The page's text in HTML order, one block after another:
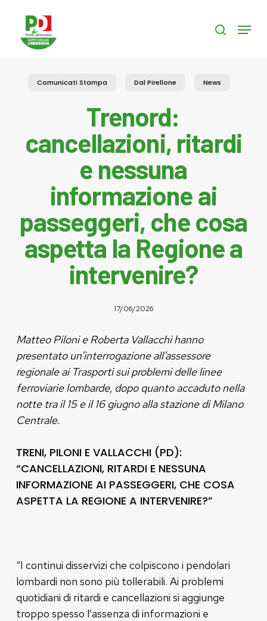
content
search
Menu
Comunicati Stampa Dal Pirellone News
Trenord:
cancellazioni, ritardi
e nessuna
informazione ai
passeggeri, che cosa
aspetta la Regione a
intervenire?
17/06/2026
Matteo Piloni e Roberta Vallacchi hanno
presentato un’interrogazione all’assessore
regionale ai Trasporti sui problemi delle linee
ferroviarie lombarde, dopo quanto accaduto nella
notte tra il 15 e il 16 giugno alla stazione di Milano
Centrale.
TRENI, PILONI E VALLACCHI (PD):
“CANCELLAZIONI, RITARDI E NESSUNA
INFORMAZIONE AI PASSEGGERI, CHE COSA
ASPETTA LA REGIONE A INTERVENIRE?”
“I continui disservizi che colpiscono i pendolari
lombardi non sono più tollerabili. Ai problemi
quotidiani di ritardi e cancellazioni si aggiunge
troppo spesso l’assenza di informazioni e